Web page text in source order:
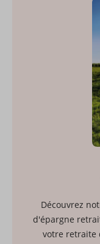
Découvrez
d'épargne
votre retraite